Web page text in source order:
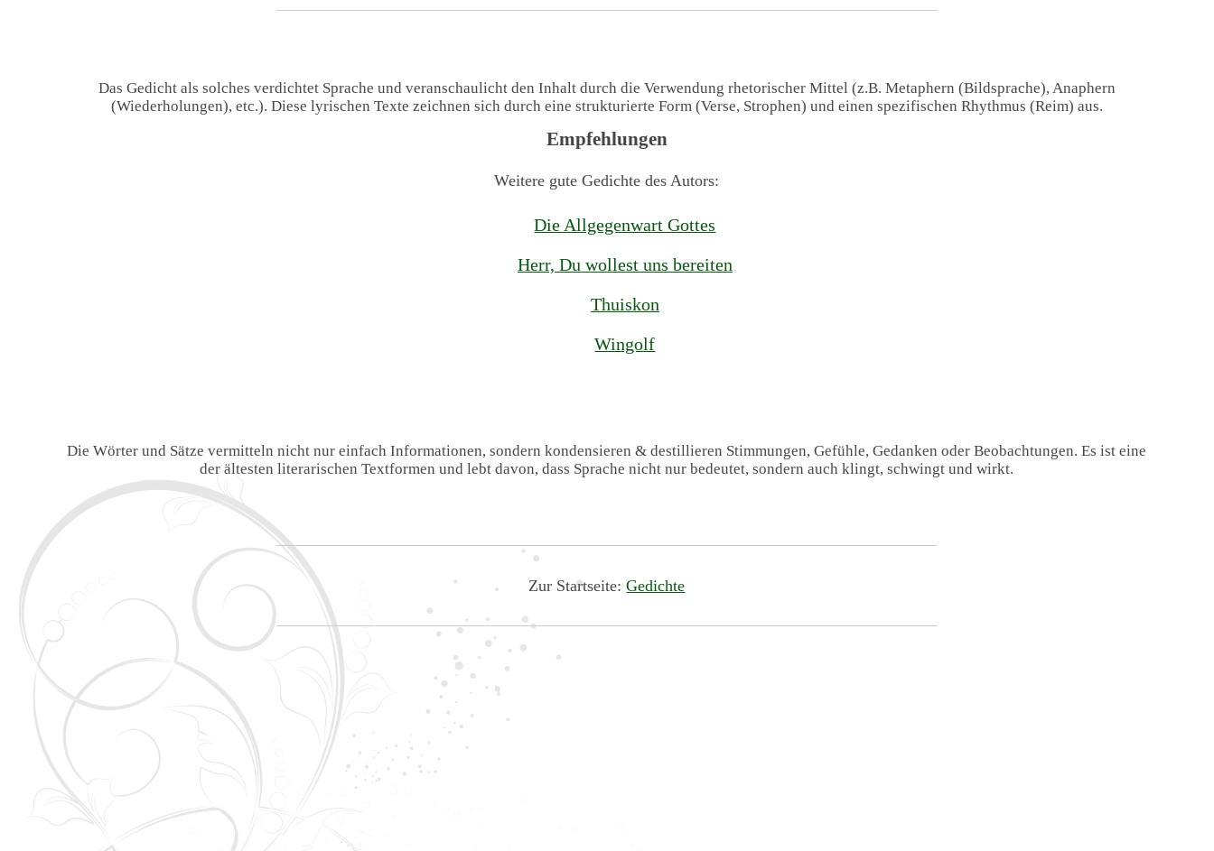
Das Gedicht als solches verdichtet Sprache und veranschaulicht den Inhalt durch die Verwendung rhetorischer Mittel (z.B. Metaphern (Bildsprache), Anaphern
(Wiederholungen), etc.). Diese lyrischen Texte zeichnen sich durch eine strukturierte Form (Verse, Strophen) und einen spezifischen Rhythmus (Reim) aus.
Empfehlungen
Weitere gute Gedichte des Autors:
Die Allgegenwart Gottes
Herr, Du wollest uns bereiten
Thuiskon
Wingolf
Die Wörter und Sätze vermitteln nicht nur einfach Informationen, sondern kondensieren & destillieren Stimmungen, Gefühle, Gedanken oder Beobachtungen. Es ist eine
der ältesten literarischen Textformen und lebt davon, dass Sprache nicht nur bedeutet, sondern auch klingt, schwingt und wirkt.
Zur Startseite:Gedichte